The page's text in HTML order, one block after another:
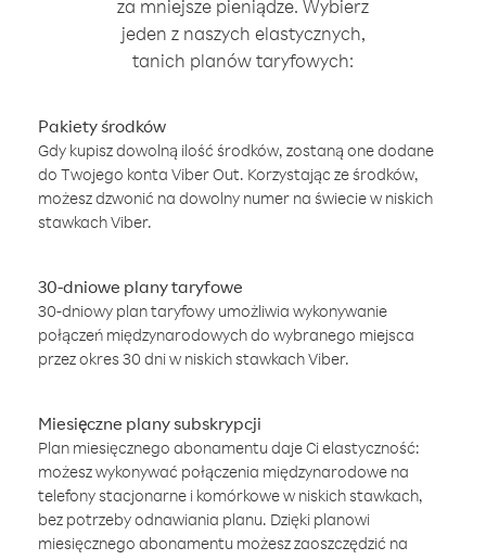
za mniejsze pieniądze. Wybierz
jeden z naszych elastycznych,
tanich planów taryfowych:
Pakiety środków
Gdy kupisz dowolną ilość środków, zostaną one dodane
do Twojego konta Viber Out. Korzystając ze środków,
możesz dzwonić na dowolny numer na świecie w niskich
stawkach Viber.
30-dniowe plany taryfowe
30-dniowy plan taryfowy umożliwia wykonywanie
połączeń międzynarodowych do wybranego miejsca
przez okres 30 dni w niskich stawkach Viber.
Miesięczne plany subskrypcji
Plan miesięcznego abonamentu daje Ci elastyczność:
możesz wykonywać połączenia międzynarodowe na
telefony stacjonarne i komórkowe w niskich stawkach,
bez potrzeby odnawiania planu. Dzięki planowi
miesięcznego abonamentu możesz zaoszczędzić na